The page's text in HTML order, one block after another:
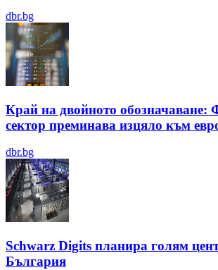
dbr.bg
Край на двойното обозначаване:
сектор преминава изцяло към
dbr.bg
Schwarz Digits планира голям
България